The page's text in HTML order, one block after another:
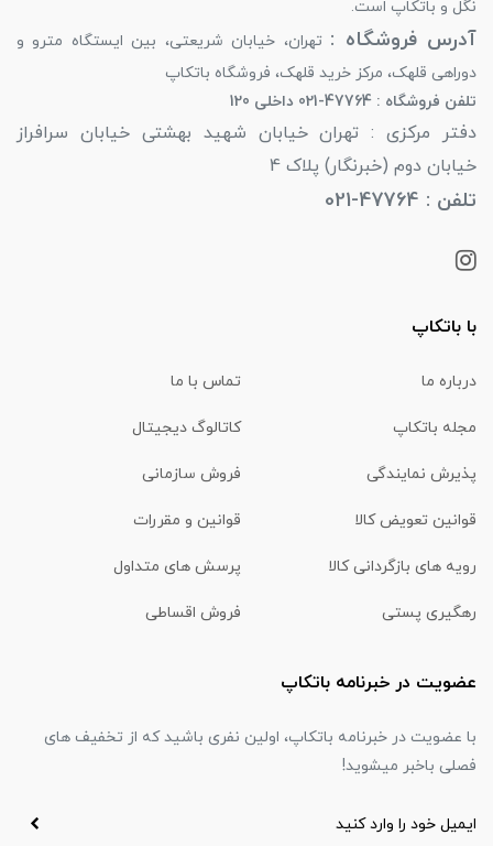
نگل و باتکاپ است.
آدرس فروشگاه : تهران، خیابان شریعتی، بین ایستگاه مترو و
دوراهی قلهک، مرکز خرید قلهک، فروشگاه باتکاپ
تلفن فروشگاه : 47764-021 داخلی 120
دفتر مرکزی : تهران خیابان شهید بهشتی خیابان سرافراز
خیابان دوم (خبرنگار) پلاک 4
تلفن : 47764-021
با باتکاپ
درباره ما تماس با ما
مجله باتکاپ کاتالوگ دیجیتال
پذیرش نمایندگی فروش سازمانی
قوانین تعویض کالا قوانین و مقررات
رویه های بازگردانی کالا پرسش های متداول
رهگیری پستی فروش اقساطی
عضویت در خبرنامه باتکاپ
با عضویت در خبرنامه باتکاپ، اولین نفری باشید که از تخفیف های
فصلی باخبر میشوید!